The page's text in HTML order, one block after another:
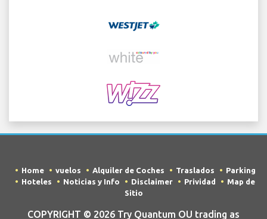
Home vuelos Alquiler de Coches Traslados
Parking
Hoteles
Noticias y Info Disclaimer Prividad
Map de
Sitio
COPYRIGHT © 2026 Try Quantum OU trading as